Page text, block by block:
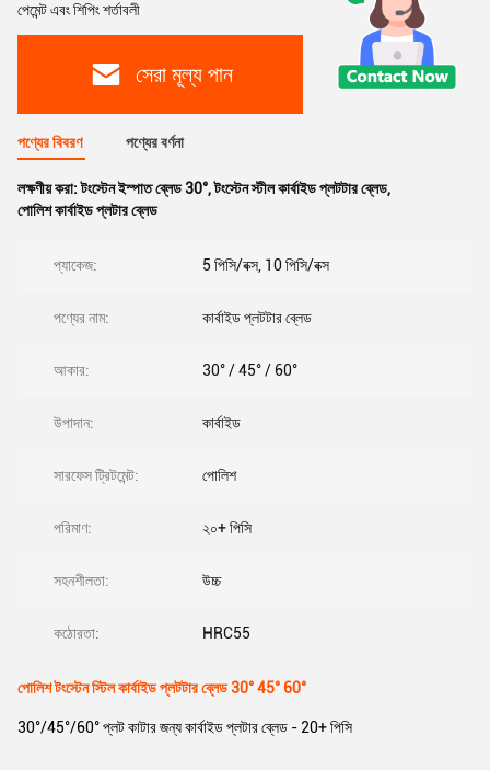
পেমেন্ট এবং শিপিং শর্তাবলী
সেরা মূল্য পান
পণ্যের বিবরণ পণ্যের বর্ণনা
লক্ষণীয় করা:টংস্টেন ইস্পাত ব্লেড 30°,টংস্টেন স্টীল কার্বাইড প্লটটার ব্লেড,
পোলিশ কার্বাইড প্লটার ব্লেড
প্যাকেজ: 5 পিসি/বক্স, 10 পিসি/বক্স
পণ্যের নাম: কার্বাইড প্লটটার ব্লেড
আকার: 30° / 45° / 60°
উপাদান: কার্বাইড
সারফেস ট্রিটমেন্ট: পোলিশ
পরিমাণ: ২০+ পিসি
সহনশীলতা: উচ্চ
কঠোরতা: HRC55
পোলিশ টংস্টেন স্টিল কার্বাইড প্লটটার ব্লেড 30° 45° 60°
30°/45°/60° প্লট কাটার জন্য কার্বাইড প্লটার ব্লেড - 20+ পিসি